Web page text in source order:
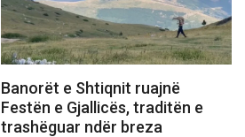
Banorët e Shtiqnit ruajnë
Festën e Gjallicës, traditën e
trashëguar ndër breza